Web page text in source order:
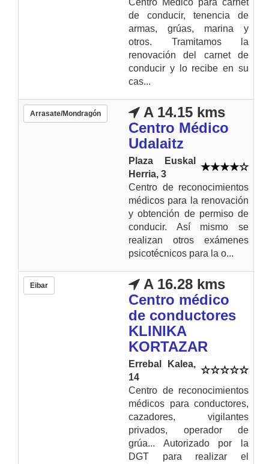
Centro Médico para carnet
de conducir, tenencia de
armas, grúas, marina y
otros. Tramitamos la
renovación del carnet de
conducir y lo recibe en su
cas...
Arrasate/Mondragón
A 14.15 kms
Centro Médico
Udalaitz
Plaza Euskal
Herria, 3
Centro de reconocimientos
médicos para la renovación
y obtención de permiso de
conducir. Así mismo se
realizan otros exámenes
psicotécnicos para la o...
Eibar
A 16.28 kms
Centro médico
de conductores
KLINIKA
KORTAZAR
Errebal Kalea,
14
Centro de reconocimientos
médicos para conductores,
cazadores, vigilantes
privados, operador de
grúa... Autorizado por la
DGT para realizar el